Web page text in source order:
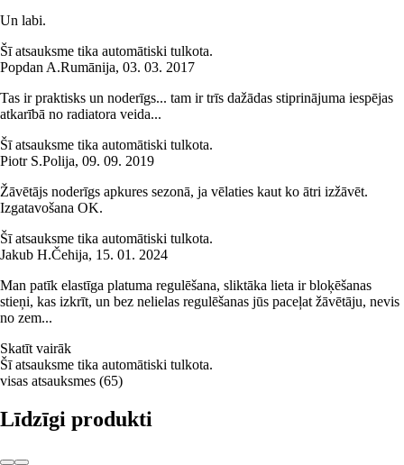
Un labi.
Šī atsauksme tika automātiski tulkota.
Popdan A.Rumānija, 03. 03. 2017
Tas ir praktisks un noderīgs... tam ir trīs dažādas stiprinājuma iespējas
atkarībā no radiatora veida...
Šī atsauksme tika automātiski tulkota.
Piotr S.Polija, 09. 09. 2019
Žāvētājs noderīgs apkures sezonā, ja vēlaties kaut ko ātri izžāvēt.
Izgatavošana OK.
Šī atsauksme tika automātiski tulkota.
Jakub H.Čehija, 15. 01. 2024
Man patīk elastīga platuma regulēšana, sliktāka lieta ir bloķēšanas
stieņi, kas izkrīt, un bez nelielas regulēšanas jūs paceļat žāvētāju, nevis
no zem...
Skatīt vairāk
Šī atsauksme tika automātiski tulkota.
visas atsauksmes (65)
Līdzīgi produkti